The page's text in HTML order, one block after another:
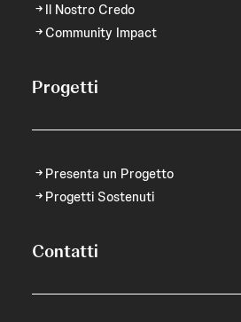
Il Nostro Credo
Community Impact
Progetti
Presenta un Progetto
Progetti Sostenuti
Contatti